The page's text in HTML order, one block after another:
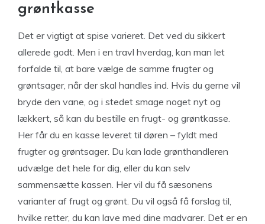
grøntkasse
Det er vigtigt at spise varieret. Det ved du sikkert
allerede godt. Men i en travl hverdag, kan man let
forfalde til, at bare vælge de samme frugter og
grøntsager, når der skal handles ind. Hvis du gerne vil
bryde den vane, og i stedet smage noget nyt og
lækkert, så kan du bestille en frugt- og grøntkasse.
Her får du en kasse leveret til døren – fyldt med
frugter og grøntsager. Du kan lade grønthandleren
udvælge det hele for dig, eller du kan selv
sammensætte kassen. Her vil du få sæsonens
varianter af frugt og grønt. Du vil også få forslag til,
hvilke retter, du kan lave med dine madvarer. Det er en